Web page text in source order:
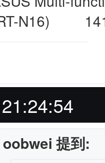
N16)
oobwei 提到: